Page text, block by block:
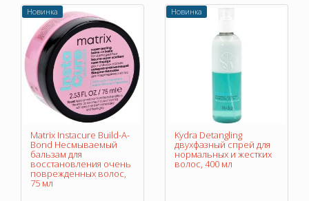
Новинка
Matrix Instacure Build-A-
Bond Несмываемый
бальзам для
восстановления очень
поврежденных волос,
75 мл
Новинка
Kydra Detangling
двухфазный спрей для
нормальных и жестких
волос, 400 мл